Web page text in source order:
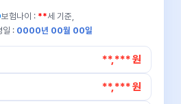
보험나이 : **세 기준,
일 : 0000년 00월 00일
**,*** 원
**,*** 원